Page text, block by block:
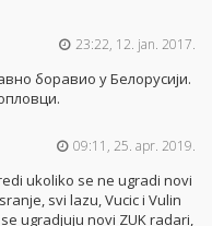
23:22, 12. jan. 2017.
боравио у Белорусији.
09:11, 25. apr. 2019.
ukoliko se ne ugradi novi
svi lazu, Vucic i Vulin
ugradjuju novi ZUK radari,